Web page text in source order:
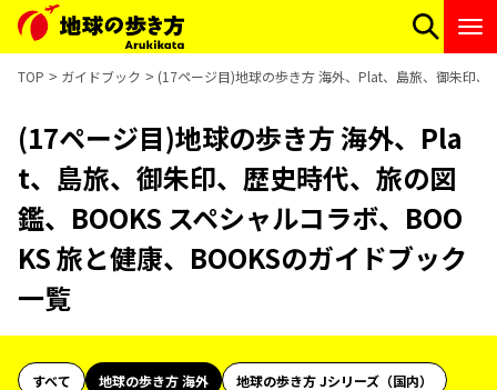
TOP ガイドブック (17ページ目)地球の歩き方 海外、Plat、島旅、御朱印、
(17ページ目)地球の歩き方 海外、Pla
t、島旅、御朱印、歴史時代、旅の図
鑑、BOOKS スペシャルコラボ、BOO
KS 旅と健康、BOOKSのガイドブック
一覧
すべて 地球の歩き方 海外
地球の歩き方 Jシリーズ（国内）